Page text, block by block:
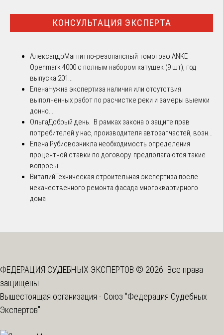
КОНСУЛЬТАЦИЯ ЭКСПЕРТА
АлександрМагнитно-резонансный томограф ANKE
Openmark 4000 с полным набором катушек (9 шт), год
выпуска 201...
ЕленаНужна экспертиза наличия или отсутствия
выполненных работ по расчистке реки и замеры выемки
донно...
ОльгаДобрый день. В рамках закона о защите прав
потребителей у нас, производителя автозапчастей, возн...
Елена Рубисвозникла необходимость определения
процентной ставки по договору. предполагаются такие
вопросы: ...
ВиталийТехническая строительная экспертиза после
некачественного ремонта фасада многоквартирного
дома
ФЕДЕРАЦИЯ СУДЕБНЫХ ЭКСПЕРТОВ © 2026. Все права
защищены
Вышестоящая организация - Союз "Федерация Судебных
Экспертов"